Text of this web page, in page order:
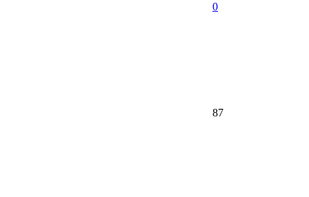
0
87